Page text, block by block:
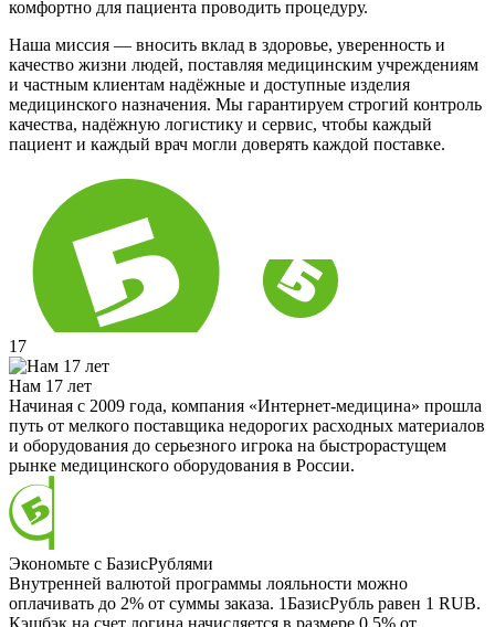
комфортно для пациента проводить процедуру.
Наша миссия — вносить вклад в здоровье, уверенность и
качество жизни людей, поставляя медицинским учреждениям
и частным клиентам надёжные и доступные изделия
медицинского назначения. Мы гарантируем строгий контроль
качества, надёжную логистику и сервис, чтобы каждый
пациент и каждый врач могли доверять каждой поставке.
17
Нам 17 лет
Начиная с 2009 года, компания «Интернет-медицина» прошла
путь от мелкого поставщика недорогих расходных материалов
и оборудования до серьезного игрока на быстрорастущем
рынке медицинского оборудования в России.
Экономьте с БазисРублями
Внутренней валютой программы лояльности можно
оплачивать до 2% от суммы заказа. 1БазисРубль равен 1 RUB.
Кэшбэк на счет логина начисляется в размере 0.5% от